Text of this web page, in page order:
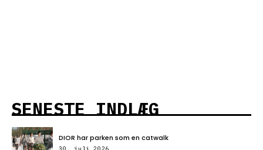
SENESTE INDLÆG
DIOR har parken som en catwalk
30. juli 2026